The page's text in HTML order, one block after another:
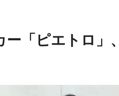
ー「ピエトロ」